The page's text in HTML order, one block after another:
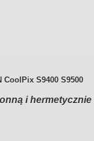
S9400 S9500
i hermetycznie